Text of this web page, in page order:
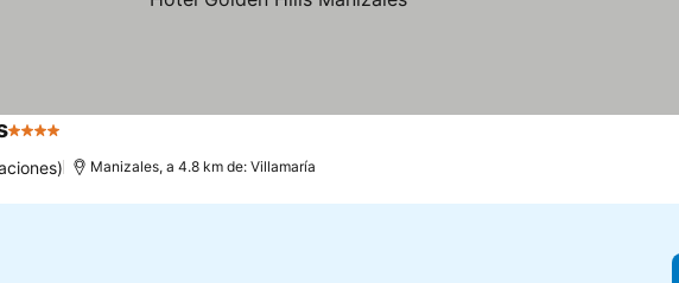
4 Estrellas
Manizales, a 4.8 km de: Villamaría